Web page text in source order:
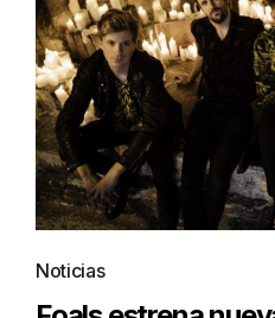
Noticias